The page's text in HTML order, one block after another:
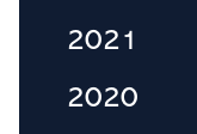
2021
2020